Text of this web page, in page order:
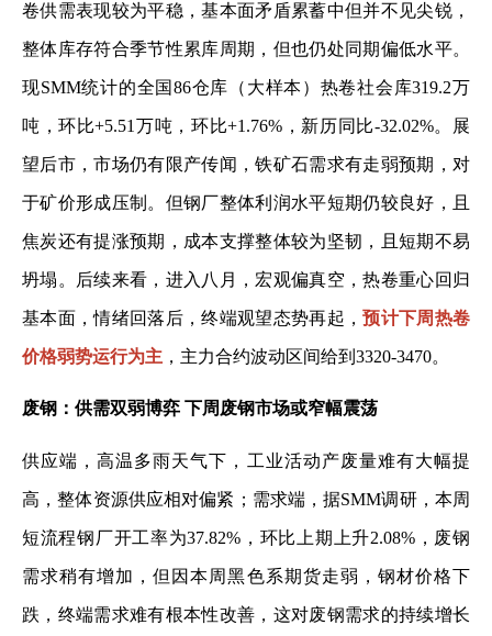
卷供需表现较为平稳，基本面矛盾累蓄中但并不见尖锐，
整体库存符合季节性累库周期，但也仍处同期偏低水平。
现SMM统计的全国86仓库（大样本）热卷社会库319.2万
吨，环比+5.51万吨，环比+1.76%，新历同比-32.02%。展
望后市，市场仍有限产传闻，铁矿石需求有走弱预期，对
于矿价形成压制。但钢厂整体利润水平短期仍较良好，且
焦炭还有提涨预期，成本支撑整体较为坚韧，且短期不易
坍塌。后续来看，进入八月，宏观偏真空，热卷重心回归
基本面，情绪回落后，终端观望态势再起，预计下周热卷
价格弱势运行为主 ，主力合约波动区间给到3320-3470。
废钢：供需双弱博弈 下周废钢市场或窄幅震荡
供应端，高温多雨天气下，工业活动产废量难有大幅提
高，整体资源供应相对偏紧；需求端，据SMM调研，本周
短流程钢厂开工率为37.82%，环比上期上升2.08%，废钢
需求稍有增加，但因本周黑色系期货走弱，钢材价格下
跌，终端需求难有根本性改善，这对废钢需求的持续增长